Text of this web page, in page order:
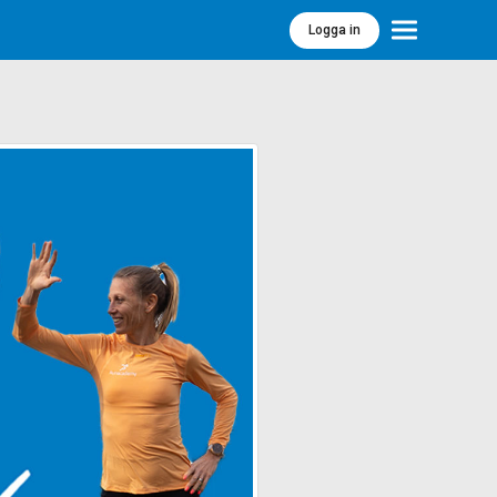
Logga in Meny